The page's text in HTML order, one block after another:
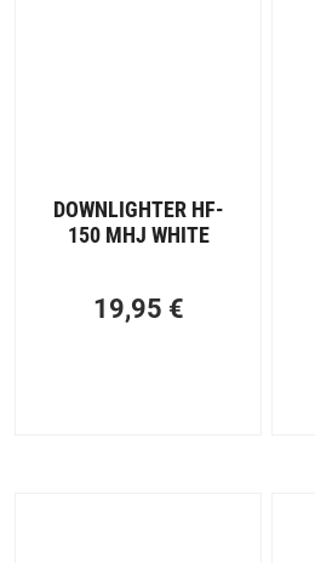
DOWNLIGHTER HF-
150 MHJ WHITE
19,95 €